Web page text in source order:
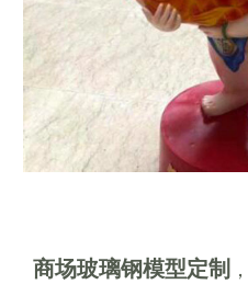
商场玻璃钢模型定制